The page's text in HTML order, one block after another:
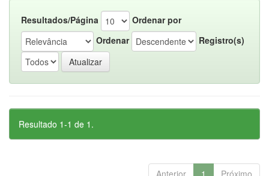
Resultados/Página
Ordenar por
Ordenar
Registro(s)
Resultado 1-1 de 1.
Anterior 1 Próximo